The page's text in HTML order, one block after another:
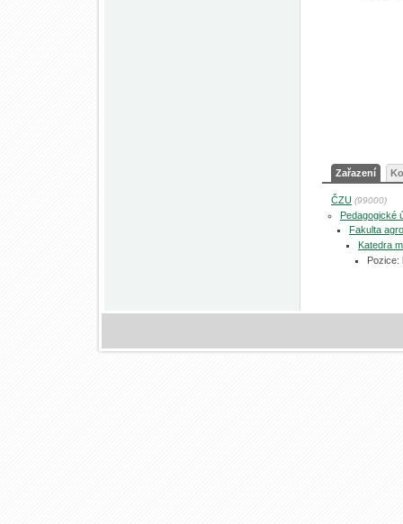
Zařazení
ČZU (99000)
Pedagogické
Fakulta
Katedra
Pozice: